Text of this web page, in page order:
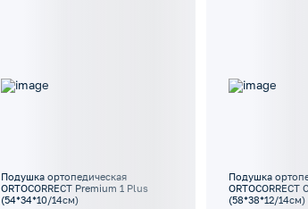
Подушка ортопедическая
ORTOCORRECT Premium 1 Plus
(54*34*10/14см)
Подушка
(58*38*12/14см)